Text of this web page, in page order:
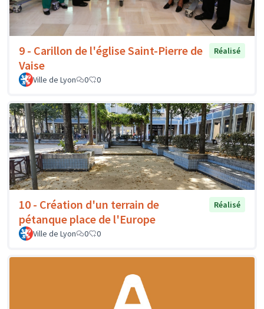
9 - Carillon de l'église Saint-Pierre de
Vaise
Réalisé
Ville de Lyon 0 0
10 - Création d'un terrain de
pétanque place de l'Europe
Réalisé
Ville de Lyon 0 0